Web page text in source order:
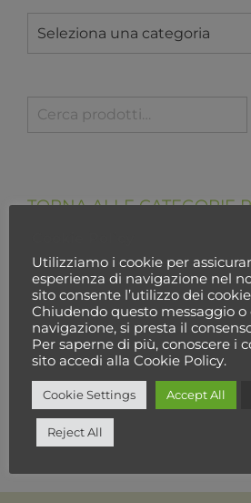
Seleziona una categoria
TORNA ALLE CATEGORIE
Utilizziamo i cookie per
esperienza di navigazione nel
sito consente l’utilizzo dei
Chiudendo questo messaggio
navigazione, si presta il
Per saperne di più, conoscere i
sito accedi alla Cookie Policy.
Cookie Settings Accept All
Reject All